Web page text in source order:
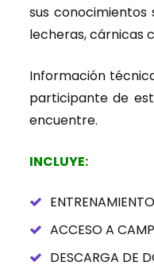
sus
lecheras, cárnicas
Información
participante de
encuentre.
INCLUYE:
ACCESO A
DESCARGA DE